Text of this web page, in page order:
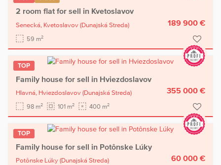
2 room flat for sell in Kvetoslavov
Senecká, Kvetoslavov (Dunajská Streda)
59 m2
189 900 €
TOP
Family house for sell in Hviezdoslavov
Hlavná, Hviezdoslavov (Dunajská Streda)
98 m2 101 m2 400 m2
355 000 €
TOP
Family house for sell in Potônske Lúky
Potônske Lúky (Dunajská Streda)
60 000 €